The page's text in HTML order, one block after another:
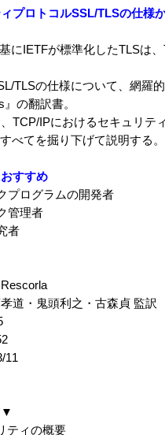
プロトコルSSL/TLSの仕様
にIETFが標準化したTLSは
TLSの仕様について、網羅
の翻訳書。
TCP/IPにおけるセキュリテ
べてを掘り下げて説明する。
すすめ
ログラムの開発者
管理者
者
道・鬼頭利之・古森貞 監訳
11
ティの概要